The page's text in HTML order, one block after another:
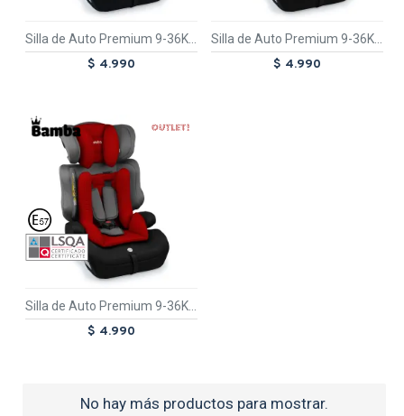
Silla de Auto Premium 9-36Kg Beige Zen
$ 4.990
Silla de Auto Premium 9-36Kg Negro Eclipse
$ 4.990
OUT
TEXTTRAN
TEX
Silla de Auto Premium 9-36Kg Rojo Aventura
$ 4.990
No hay más productos para mostrar.